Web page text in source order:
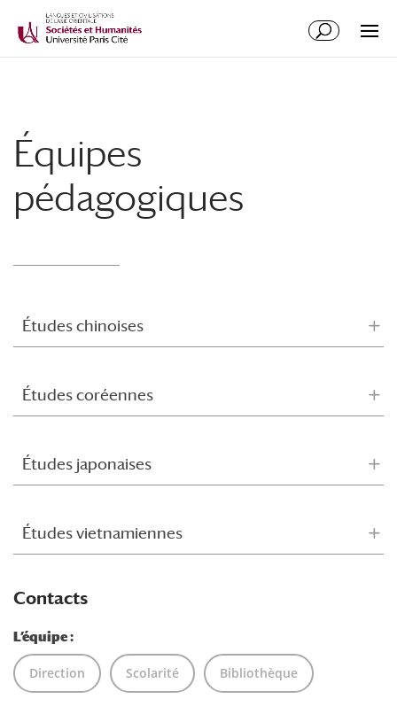
Équipes
pédagogiques
Études chinoises
Études coréennes
Études japonaises
Études vietnamiennes
Contacts
L’équipe :
Direction Scolarité Bibliothèque